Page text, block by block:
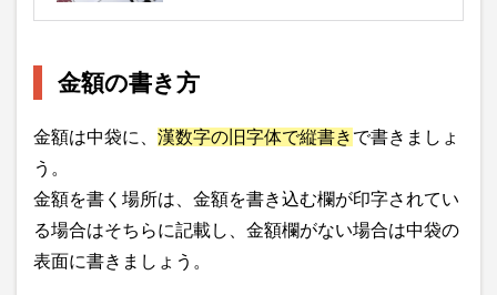
金額の書き方
金額は中袋に、 漢数字の旧字体で縦書き で書きましょ
う。
金額を書く場所は、金額を書き込む欄が印字されてい
る場合はそちらに記載し、金額欄がない場合は中袋の
表面に書きましょう。